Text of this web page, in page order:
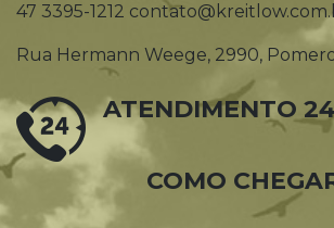
47 3395-1212
Rua Hermann Weege, 2990,
ATENDIMENTO
COMO